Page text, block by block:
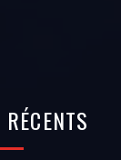
RÉCENTS